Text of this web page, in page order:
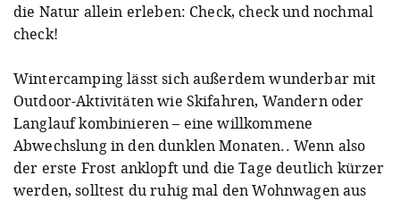
die Natur allein erleben: Check, check und nochmal
check!
Wintercamping lässt sich außerdem wunderbar mit
Outdoor-Aktivitäten wie Skifahren, Wandern oder
Langlauf kombinieren – eine willkommene
Abwechslung in den dunklen Monaten.. Wenn also
der erste Frost anklopft und die Tage deutlich kürzer
werden, solltest du ruhig mal den Wohnwagen aus